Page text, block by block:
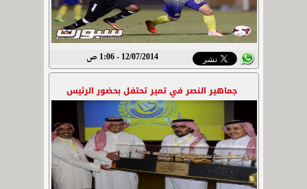
12/07/2014 - 1:06 ص
جماهير النصر في تمير تحتفل بحضور الرئيس